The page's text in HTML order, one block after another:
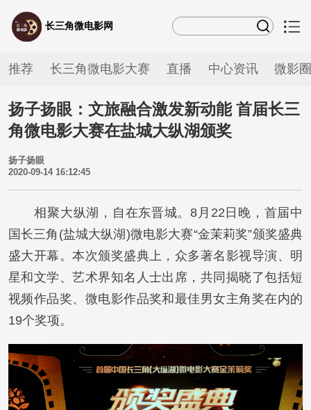
长三角微电影网
推荐 长三角微电影大赛 直播 中心资讯 微影
扬子扬眼：文旅融合激发新动能 首届长三
角微电影大赛在盐城大纵湖颁奖
扬子扬眼
2020-09-14 16:12:45
相聚大纵湖，自在东晋城。8月22日晚，首届中
国长三角(盐城大纵湖)微电影大赛“金茉莉奖”颁奖盛典
盛大开幕。本次颁奖盛典上，众多著名影视导演、明
星和文学、艺术界知名人士出席，共同揭晓了包括短
视频作品奖、微电影作品奖和最佳男女主角奖在内的
19个奖项。